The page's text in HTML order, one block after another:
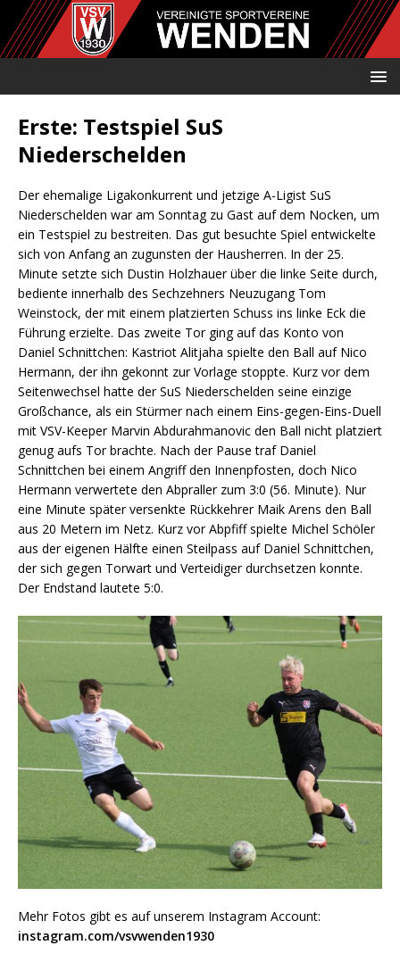
Erste: Testspiel SuS
Niederschelden
Der ehemalige Ligakonkurrent und jetzige A-Ligist SuS
Niederschelden war am Sonntag zu Gast auf dem Nocken, um
ein Testspiel zu bestreiten. Das gut besuchte Spiel entwickelte
sich von Anfang an zugunsten der Hausherren. In der 25.
Minute setzte sich Dustin Holzhauer über die linke Seite durch,
bediente innerhalb des Sechzehners Neuzugang Tom
Weinstock, der mit einem platzierten Schuss ins linke Eck die
Führung erzielte. Das zweite Tor ging auf das Konto von
Daniel Schnittchen: Kastriot Alitjaha spielte den Ball auf Nico
Hermann, der ihn gekonnt zur Vorlage stoppte. Kurz vor dem
Seitenwechsel hatte der SuS Niederschelden seine einzige
Großchance, als ein Stürmer nach einem Eins-gegen-Eins-Duell
mit VSV-Keeper Marvin Abdurahmanovic den Ball nicht platziert
genug aufs Tor brachte. Nach der Pause traf Daniel
Schnittchen bei einem Angriff den Innenpfosten, doch Nico
Hermann verwertete den Abpraller zum 3:0 (56. Minute). Nur
eine Minute später versenkte Rückkehrer Maik Arens den Ball
aus 20 Metern im Netz. Kurz vor Abpfiff spielte Michel Schöler
aus der eigenen Hälfte einen Steilpass auf Daniel Schnittchen,
der sich gegen Torwart und Verteidiger durchsetzen konnte.
Der Endstand lautete 5:0.
Mehr Fotos gibt es auf unserem Instagram Account:
instagram.com/vsvwenden1930